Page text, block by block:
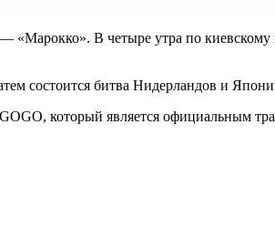
«Марокко». В четыре утра по
состоится битва Нидерландов и
который является официальным